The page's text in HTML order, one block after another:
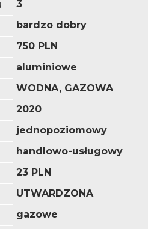
3
bardzo dobry
750 PLN
aluminiowe
WODNA, GAZOWA
2020
jednopoziomowy
handlowo-usługowy
23 PLN
UTWARDZONA
gazowe